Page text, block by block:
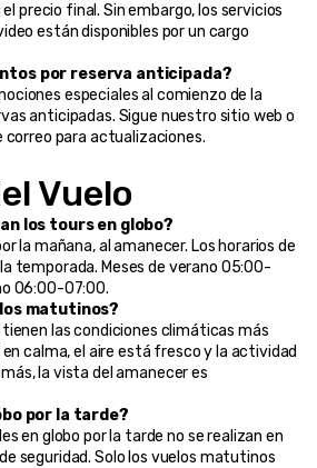
el precio final. Sin embargo, los servicios
están disponibles por un cargo
por reserva anticipada?
especiales al comienzo de la
anticipadas. Sigue nuestro sitio web o
para actualizaciones.
Vuelo
los tours en globo?
la mañana, al amanecer. Los horarios de
temporada. Meses de verano 05:00-
06:00-07:00.
matutinos?
tienen las condiciones climáticas más
calma, el aire está fresco y la actividad
la vista del amanecer es
por la tarde?
en globo por la tarde no se realizan en
seguridad. Solo los vuelos matutinos